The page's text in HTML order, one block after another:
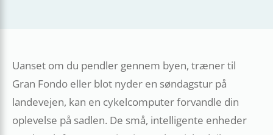
Uanset om du pendler gennem byen, træner til
Gran Fondo eller blot nyder en søndagstur på
landevejen, kan en cykelcomputer forvandle din
oplevelse på sadlen. De små, intelligente enheder